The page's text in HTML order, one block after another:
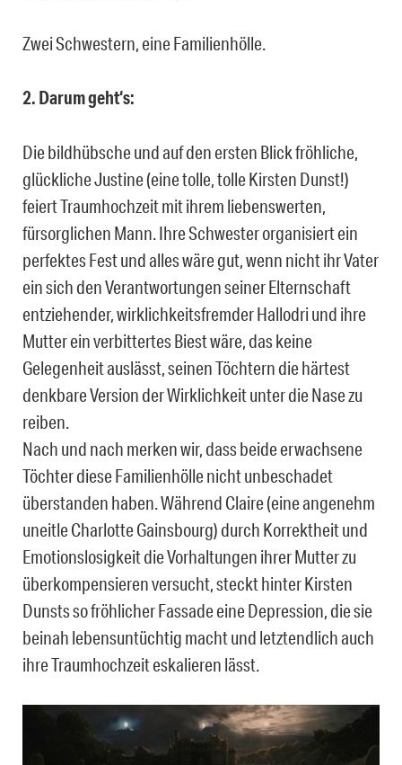
Zwei Schwestern, eine Familienhölle.
2. Darum geht‘s:
Die bildhübsche und auf den ersten Blick fröhliche,
glückliche Justine (eine tolle, tolle Kirsten Dunst!)
feiert Traumhochzeit mit ihrem liebenswerten,
fürsorglichen Mann. Ihre Schwester organisiert ein
perfektes Fest und alles wäre gut, wenn nicht ihr Vater
ein sich den Verantwortungen seiner Elternschaft
entziehender, wirklichkeitsfremder Hallodri und ihre
Mutter ein verbittertes Biest wäre, das keine
Gelegenheit auslässt, seinen Töchtern die härtest
denkbare Version der Wirklichkeit unter die Nase zu
reiben.
Nach und nach merken wir, dass beide erwachsene
Töchter diese Familienhölle nicht unbeschadet
überstanden haben. Während Claire (eine angenehm
uneitle Charlotte Gainsbourg) durch Korrektheit und
Emotionslosigkeit die Vorhaltungen ihrer Mutter zu
überkompensieren versucht, steckt hinter Kirsten
Dunsts so fröhlicher Fassade eine Depression, die sie
beinah lebensuntüchtig macht und letztendlich auch
ihre Traumhochzeit eskalieren lässt.